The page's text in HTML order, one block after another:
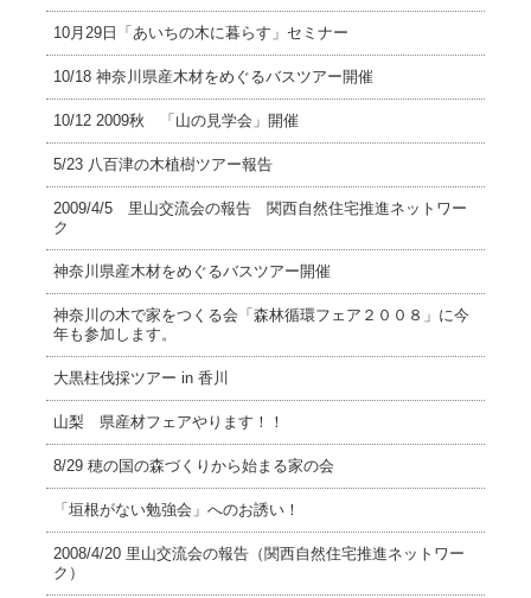
10月29日「あいちの木に暮らす」セミナー
10/18 神奈川県産木材をめぐるバスツアー開催
10/12 2009秋 「山の見学会」開催
5/23 八百津の木植樹ツアー報告
2009/4/5 里山交流会の報告 関西自然住宅推進ネットワー
ク
神奈川県産木材をめぐるバスツアー開催
神奈川の木で家をつくる会「森林循環フェア２００８」に今
年も参加します。
大黒柱伐採ツアー in 香川
山梨 県産材フェアやります！！
8/29 穂の国の森づくりから始まる家の会
「垣根がない勉強会」へのお誘い！
2008/4/20 里山交流会の報告（関西自然住宅推進ネットワー
ク）